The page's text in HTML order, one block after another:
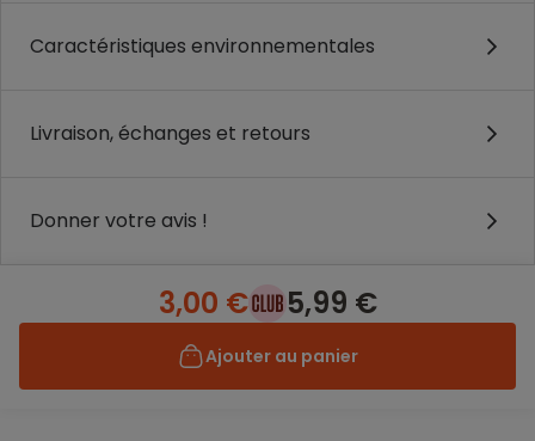
Caractéristiques environnementales
Livraison, échanges et retours
Donner votre avis !
3,00 € 5,99 €
Ajouter au panier